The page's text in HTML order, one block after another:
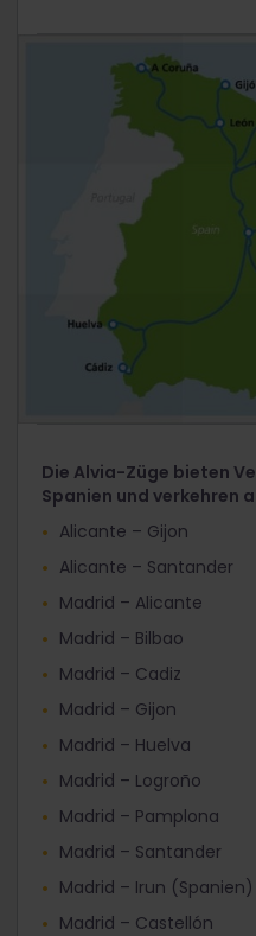
Die Alvia-Züge bieten
Spanien und verkehren
Alicante – Gijon
Alicante – Santander
Madrid – Alicante
Madrid – Bilbao
Madrid – Cadiz
Madrid – Gijon
Madrid – Huelva
Madrid – Logroño
Madrid – Pamplona
Madrid – Santander
Madrid – Irun (Spanien)
Madrid – Castellón